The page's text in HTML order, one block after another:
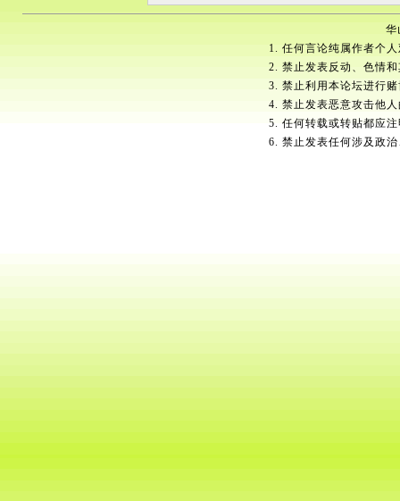
华
1. 任何言论纯属作者个
2. 禁止发表反动、色情
3. 禁止利用本论坛进行
4. 禁止发表恶意攻击他
5. 任何转载或转贴都应
6. 禁止发表任何涉及政